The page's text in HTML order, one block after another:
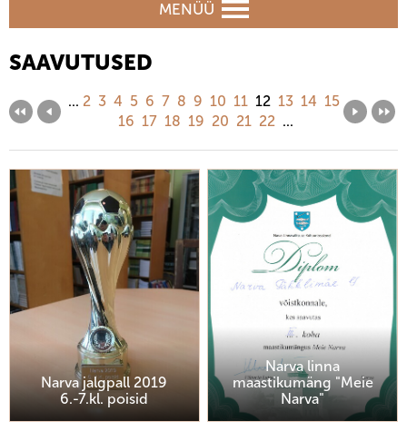
MENÜÜ
SAAVUTUSED
... 2 3 4 5 6 7 8 9 10 11 12 13 14 15
16 17 18 19 20 21 22 ...
Narva jalgpall 2019
6.-7.kl. poisid
Narva linna
maastikumäng "Meie
Narva"